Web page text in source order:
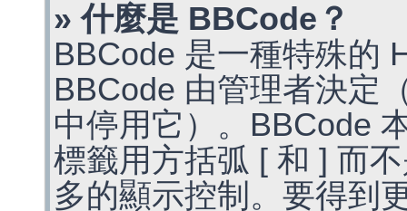
» 什麼是 BBCode？
BBCode 是一種特殊的
BBCode 由管理者決定
中停用它）。BBCode
標籤用方括弧 [ 和 ] 而
多的顯示控制。要得到